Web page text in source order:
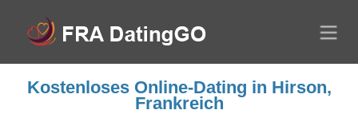
Kostenloses Online-Dating in Hirson,
Frankreich